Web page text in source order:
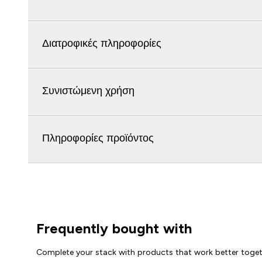
Διατροφικές πληροφορίες
Συνιστώμενη χρήση
Πληροφορίες προϊόντος
Frequently bought with
Complete your stack with products that work better